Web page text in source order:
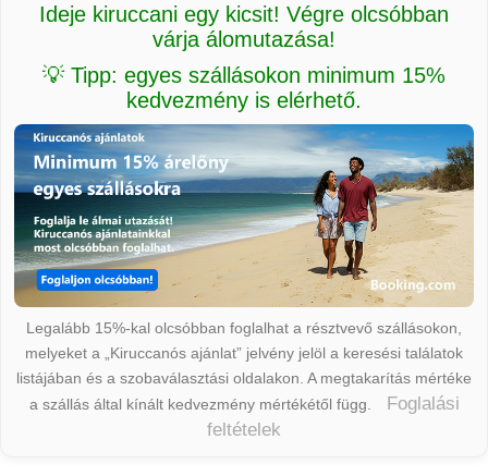
Ideje kiruccani egy kicsit! Végre olcsóbban
várja álomutazása!
💡 Tipp: egyes szállásokon minimum 15%
kedvezmény is elérhető.
Legalább 15%-kal olcsóbban foglalhat a résztvevő szállásokon,
melyeket a „Kiruccanós ajánlat” jelvény jelöl a keresési találatok
listájában és a szobaválasztási oldalakon. A megtakarítás mértéke
a szállás által kínált kedvezmény mértékétől függ.
Foglalási
feltételek